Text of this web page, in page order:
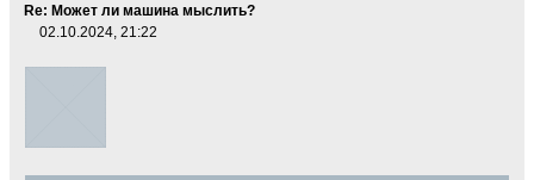
Re: Может ли машина мыслить?
02.10.2024, 21:22